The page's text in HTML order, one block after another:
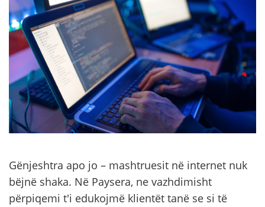
Gënjeshtra apo jo – mashtruesit në internet nuk
bëjnë shaka. Në Paysera, ne vazhdimisht
përpiqemi t'i edukojmë klientët tanë se si të